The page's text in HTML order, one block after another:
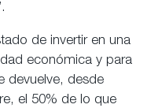
de invertir en una
económica y para
devuelve, desde
el 50% de lo que